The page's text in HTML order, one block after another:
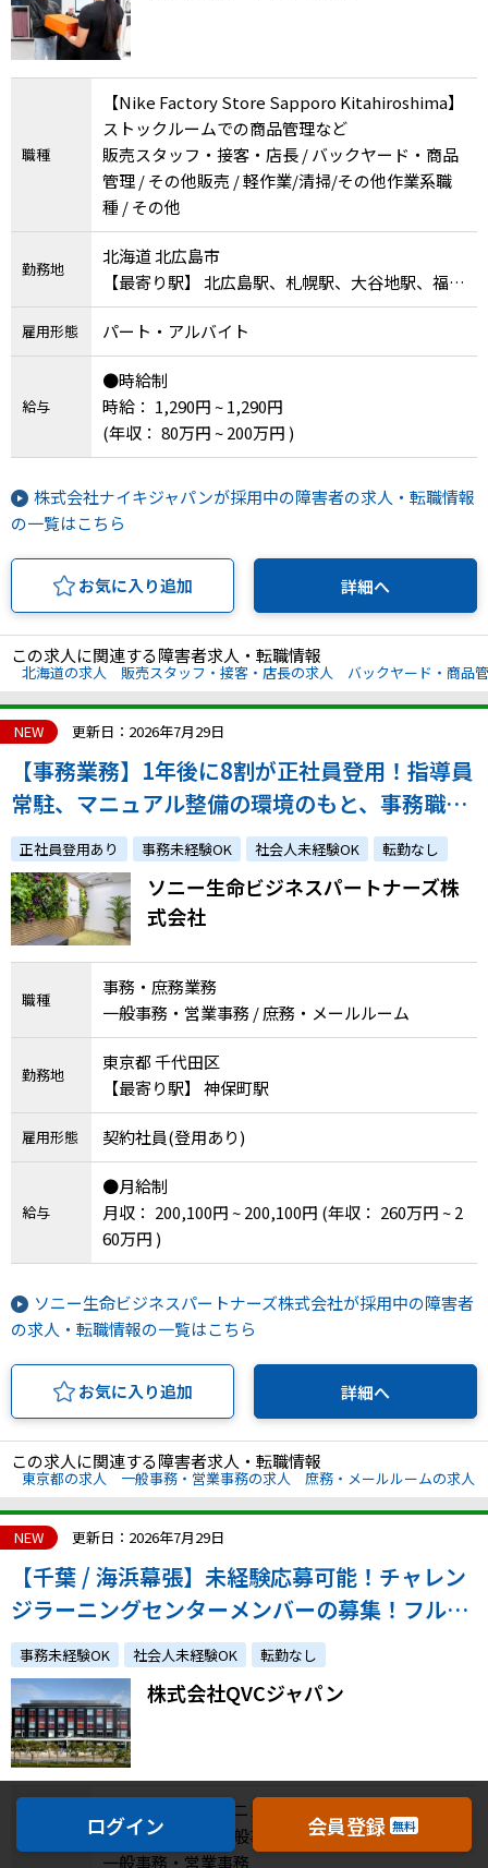
職種
【Nike Factory Store Sapporo Kitahiroshima】
ストックルームでの商品管理など
販売スタッフ・接客・店長 / バックヤード・商品
管理 / その他販売 / 軽作業/清掃/その他作業系職
種 / その他
勤務地
北海道 北広島市
【最寄り駅】 北広島駅、札幌駅、大谷地駅、福住
駅
雇用形態 パート・アルバイト
給与
●時給制
時給： 1,290円 ~ 1,290円
(年収： 80万円 ~ 200万円 )
株式会社ナイキジャパンが採用中の障害者の求人・転職情報
の一覧はこちら
お気に入り追加 詳細へ
この求人に関連する障害者求人・転職情報
北海道の求人 販売スタッフ・接客・店長の求人 バックヤード・商品
NEW 更新日：2026年7月29日
【事務業務】1年後に8割が正社員登用！指導員
常駐、マニュアル整備の環境のもと、事務職で
のキャリアアップを目指したい方歓迎です！
正社員登用あり 事務未経験OK 社会人未経験OK 転勤なし
ソニー生命ビジネスパートナーズ株
式会社
職種
事務・庶務業務
一般事務・営業事務 / 庶務・メールルーム
勤務地
東京都 千代田区
【最寄り駅】 神保町駅
雇用形態 契約社員(登用あり)
給与
●月給制
月収： 200,100円 ~ 200,100円 (年収： 260万円 ~ 2
60万円 )
ソニー生命ビジネスパートナーズ株式会社が採用中の障害者
の求人・転職情報の一覧はこちら
お気に入り追加 詳細へ
この求人に関連する障害者求人・転職情報
東京都の求人 一般事務・営業事務の求人 庶務・メールルームの求人
NEW 更新日：2026年7月29日
【千葉 / 海浜幕張】未経験応募可能！チャレン
ジラーニングセンターメンバーの募集！フル出
社・私服OK・カフェテリアあり★
事務未経験OK 社会人未経験OK 転勤なし
株式会社QVCジャパン
チャレンジ＆ラーニングセンター メンバー募集/
未経験歓迎！（一般事務）
一般事務・営業事務
ログイン 会員登録 無料